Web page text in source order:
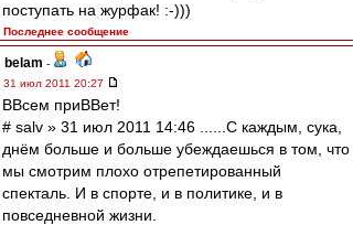
поступать на журфак! :-)))
Последнее сообщение
belam -
31 июл 2011 20:27
ВВсем приВВет!
# salv » 31 июл 2011 14:46 ......С каждым, сука,
днём больше и больше убеждаешься в том, что
мы смотрим плохо отрепетированный
спекталь. И в спорте, и в политике, и в
повседневной жизни.